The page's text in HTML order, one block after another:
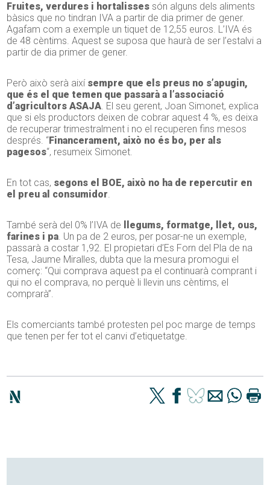
Fruites, verdures i hortalisses són alguns dels aliments
bàsics que no tindran IVA a partir de dia primer de gener.
Agafam com a exemple un tiquet de 12,55 euros. L’IVA és
de 48 cèntims. Aquest se suposa que haurà de ser l’estalvi a
partir de dia primer de gener.
Però això serà aixísempre que els preus no s’apugin,
que és el que temen que passarà a l’associació
d’agricultors ASAJA. El seu gerent, Joan Simonet, explica
que si els productors deixen de cobrar aquest 4 %, es deixa
de recuperar trimestralment i no el recuperen fins mesos
després. “Financerament, això no és bo, per als
pagesos“, resumeix Simonet.
En tot cas, segons el BOE, això no ha de repercutir en
el preu al consumidor.
També serà del 0% l’IVA de
llegums, formatge, llet, ous,
farines i pa. Un pa de 2 euros, per posar-ne un exemple,
passarà a costar 1,92. El propietari d’Es Forn del Pla de na
Tesa, Jaume Miralles, dubta que la mesura promogui el
comerç: “Qui comprava aquest pa el continuarà comprant i
qui no el comprava, no perquè li llevin uns cèntims, el
comprarà”.
Els comerciants també protesten pel poc marge de temps
que tenen per fer tot el canvi d’etiquetatge.